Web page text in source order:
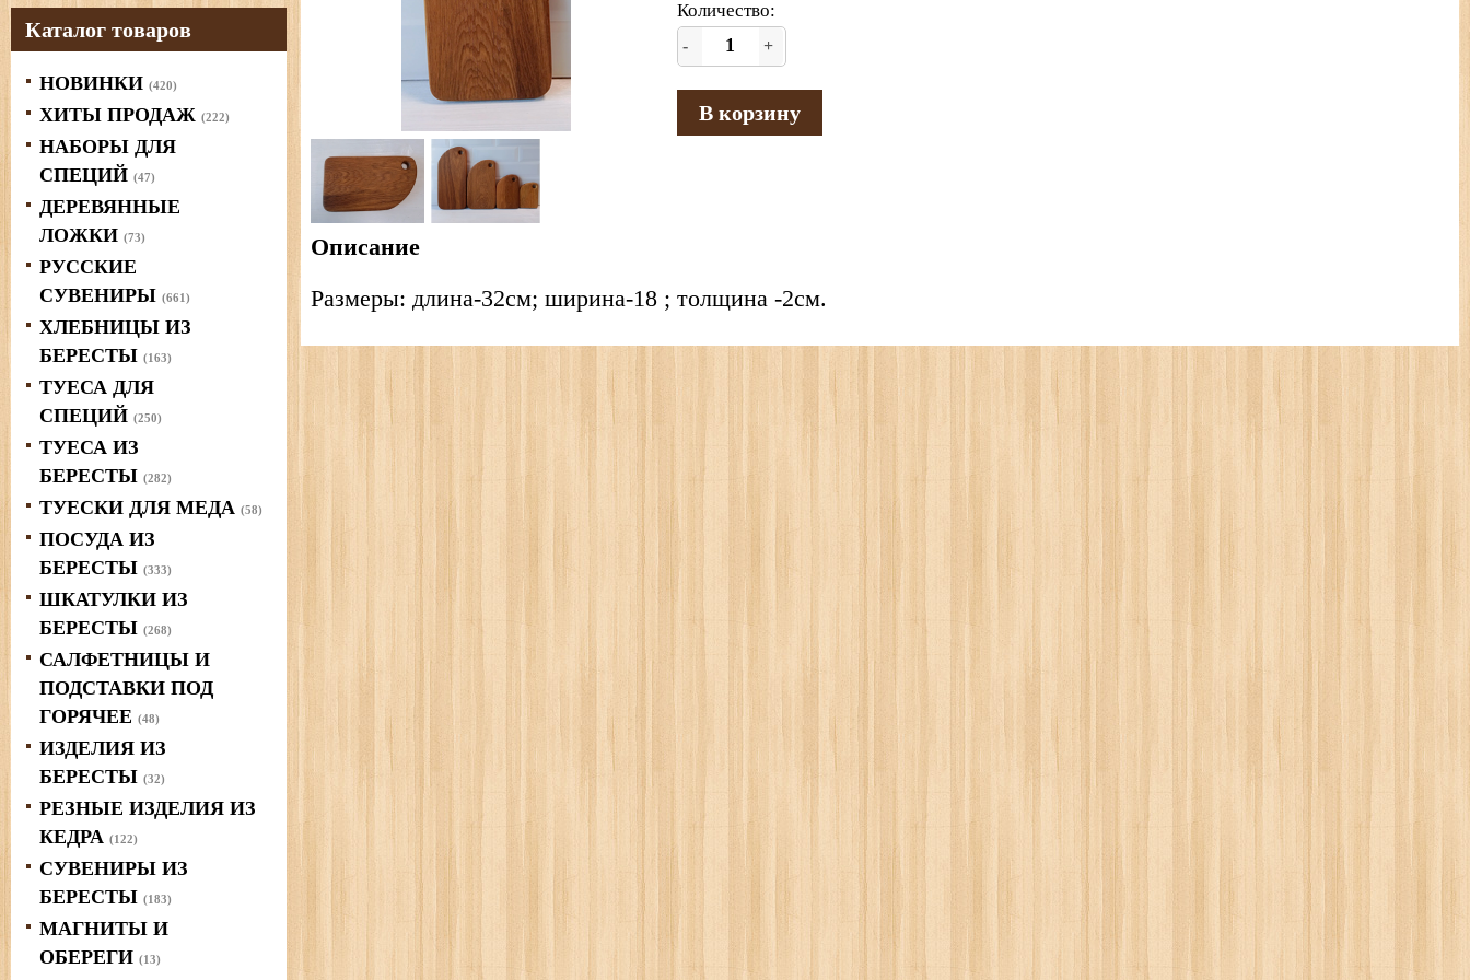
Количество:
- +
В корзину
Описание
Размеры: длина-32см; ширина-18 ; толщина -2см.
Каталог товаров
НОВИНКИ (420)
ХИТЫ ПРОДАЖ (222)
НАБОРЫ ДЛЯ
СПЕЦИЙ (47)
ДЕРЕВЯННЫЕ
ЛОЖКИ (73)
РУССКИЕ
СУВЕНИРЫ (661)
ХЛЕБНИЦЫ ИЗ
БЕРЕСТЫ (163)
ТУЕСА ДЛЯ
СПЕЦИЙ (250)
ТУЕСА ИЗ
БЕРЕСТЫ (282)
ТУЕСКИ ДЛЯ МЕДА (58)
ПОСУДА ИЗ
БЕРЕСТЫ (333)
ШКАТУЛКИ ИЗ
БЕРЕСТЫ (268)
САЛФЕТНИЦЫ И
ПОДСТАВКИ ПОД
ГОРЯЧЕЕ (48)
ИЗДЕЛИЯ ИЗ
БЕРЕСТЫ (32)
РЕЗНЫЕ ИЗДЕЛИЯ ИЗ
КЕДРА (122)
СУВЕНИРЫ ИЗ
БЕРЕСТЫ (183)
МАГНИТЫ И
ОБЕРЕГИ (13)